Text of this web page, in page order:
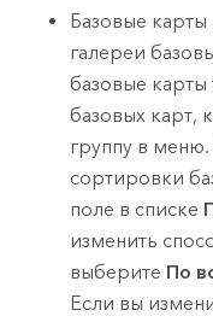
Базовые
галереи
базовые карты
базовых карт,
группу в
сортировки
поле в списке
изменить
выберите По
Если вы